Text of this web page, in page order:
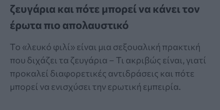
ζευγάρια και πότε μπορεί να κάνει τον
έρωτα πιο απολαυστικό
Το «λευκό φιλί» είναι μια σεξουαλική πρακτική
που διχάζει τα ζευγάρια – Τι ακριβώς είναι, γιατί
προκαλεί διαφορετικές αντιδράσεις και πότε
μπορεί να ενισχύσει την ερωτική εμπειρία.